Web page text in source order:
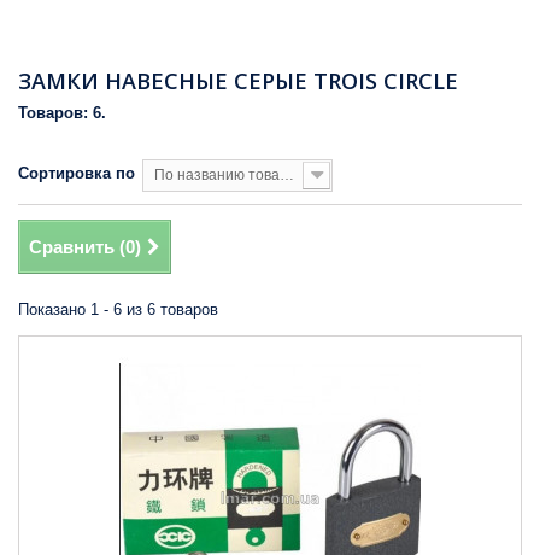
ЗАМКИ НАВЕСНЫЕ СЕРЫЕ TROIS CIRCLE
Товаров: 6.
Сортировка по По названию товара, от Я до А
Сравнить (0)
Показано 1 - 6 из 6 товаров